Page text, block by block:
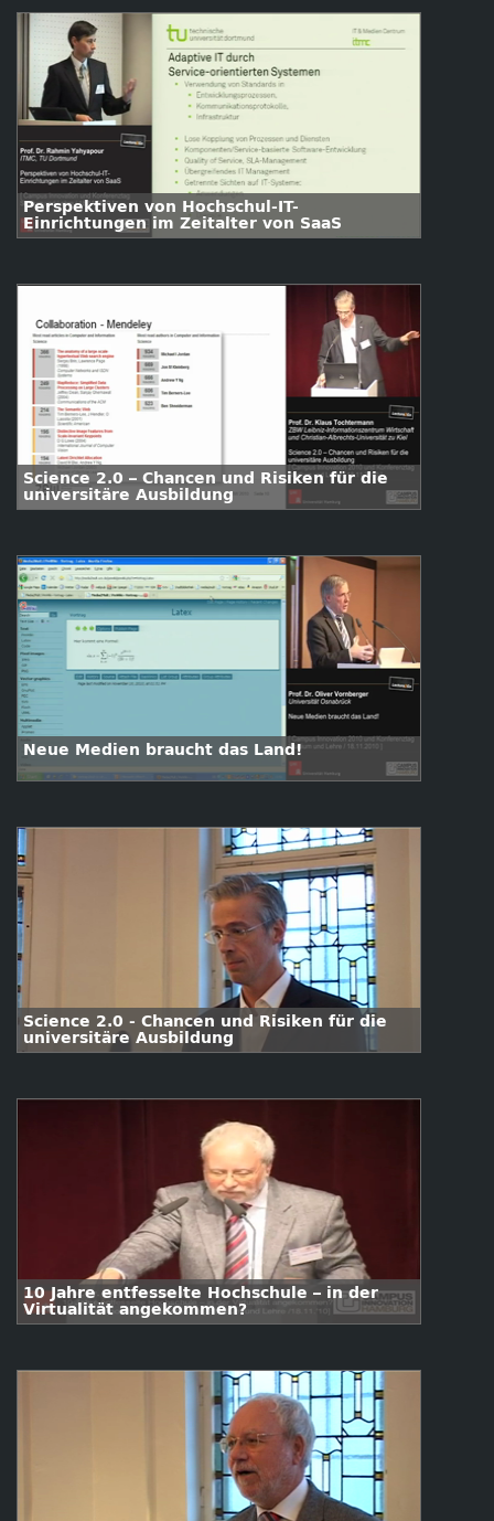
Perspektiven von Hochschul-IT-
Einrichtungen im Zeitalter von SaaS
Science 2.0 – Chancen und Risiken für die
universitäre Ausbildung
Neue Medien braucht das Land!
Science 2.0 - Chancen und Risiken für die
universitäre Ausbildung
10 Jahre entfesselte Hochschule – in der
Virtualität angekommen?